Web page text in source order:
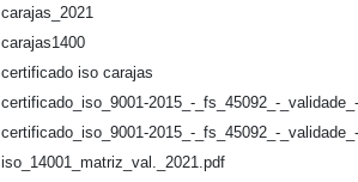
carajas_2021
carajas1400
certificado iso carajas
certificado_iso_9001-2015_-_fs_45092_-
certificado_iso_9001-2015_-_fs_45092_-
iso_14001_matriz_val._2021.pdf